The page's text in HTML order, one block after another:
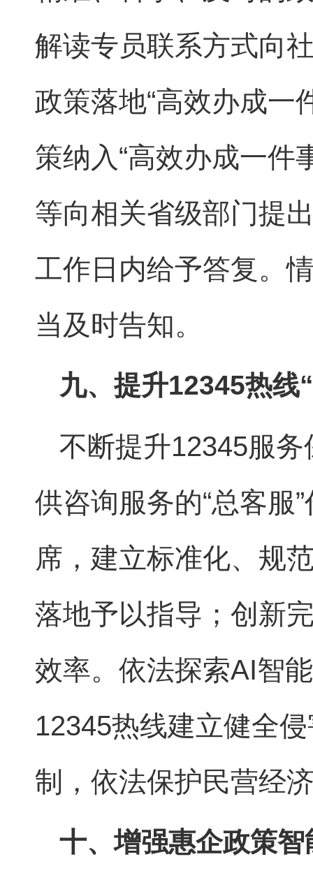
解读专员联系方式向
政策落地“高效办成一
策纳入“高效办成一件
等向相关省级部门提
工作日内给予答复。
当及时告知。
九、提升12345热线
不断提升12345服
供咨询服务的“总客服
席，建立标准化、规
落地予以指导；创新
效率。依法探索AI智
12345热线建立健全
制，依法保护民营经
十、增强惠企政策